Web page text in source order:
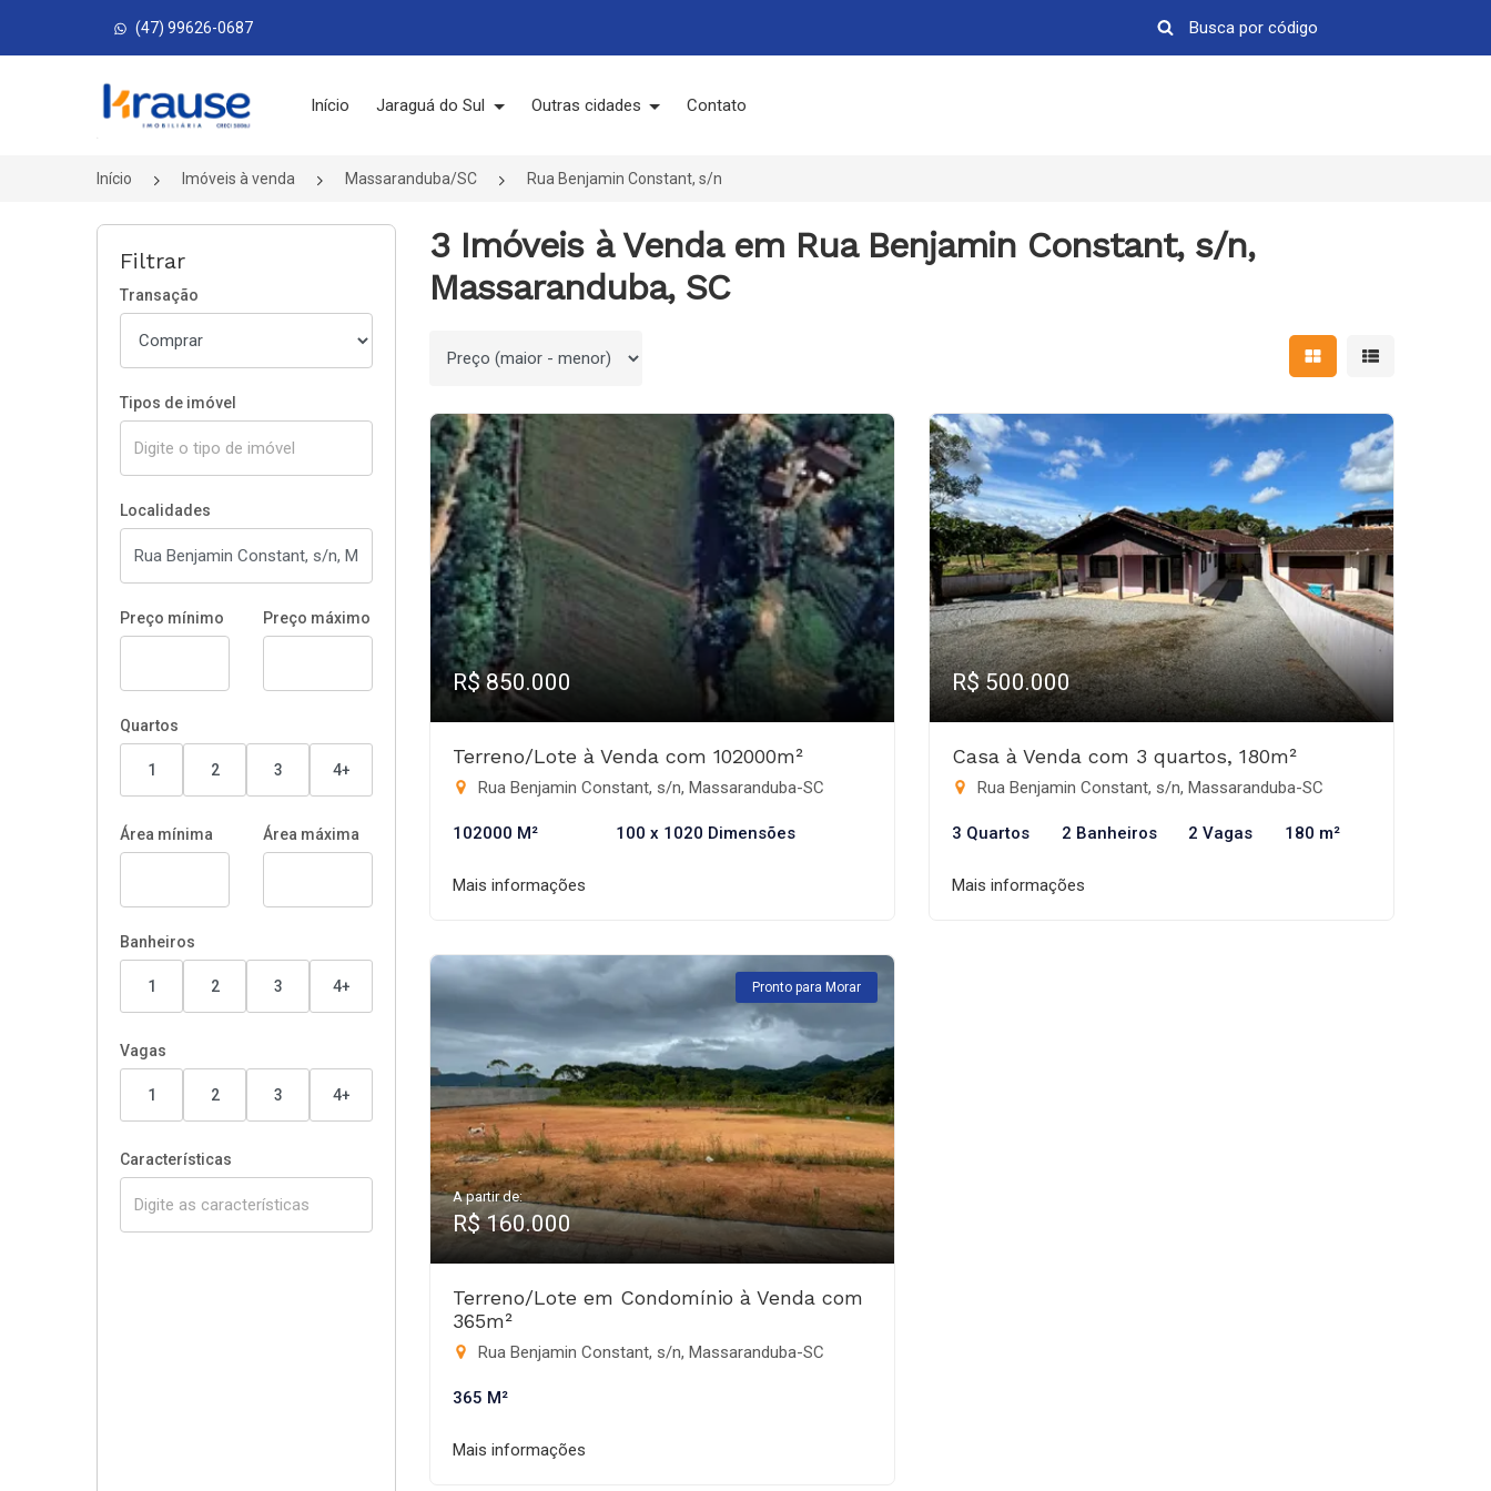
(47) 99626-0687
Página inicial
Início Jaraguá do Sul Outras cidades Contato
Início Imóveis à venda Massaranduba/SC Rua Benjamin Constant, s/n
Filtrar
Transação
Tipos de imóvel
Localidades
Preço mínimo Preço máximo
Quartos
1 2 3 4+
Área mínima Área máxima
Banheiros
1 2 3 4+
Vagas
1 2 3 4+
Características
3 Imóveis à Venda em Rua Benjamin Constant, s/n,
Massaranduba, SC
Ordenar por Mostrar resultados em
Mostrar
R$ 850.000
Terreno/Lote à Venda com 102000m²
Rua Benjamin Constant, s/n, Massaranduba-SC
102000 M² 100 x 1020 Dimensões
Mais informações
R$ 500.000
Casa à Venda com 3 quartos, 180m²
Rua Benjamin Constant, s/n, Massaranduba-SC
3 Quartos 2 Banheiros 2 Vagas 180 m²
Mais informações
Pronto para Morar
A partir de:
R$ 160.000
Terreno/Lote em Condomínio à Venda com
365m²
Rua Benjamin Constant, s/n, Massaranduba-SC
365 M²
Mais informações